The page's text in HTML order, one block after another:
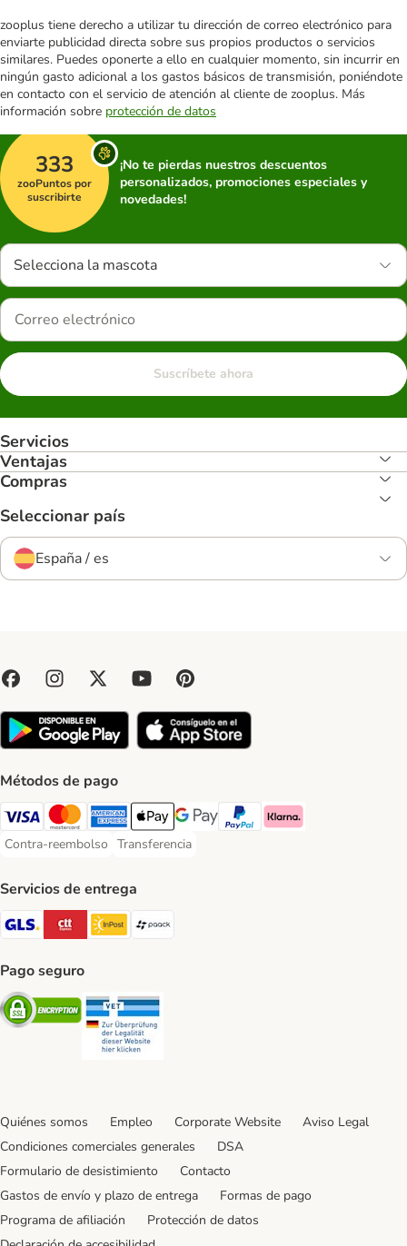
zooplus tiene derecho a utilizar tu dirección de correo electrónico para
enviarte publicidad directa sobre sus propios productos o servicios
similares. Puedes oponerte a ello en cualquier momento, sin incurrir en
ningún gasto adicional a los gastos básicos de transmisión, poniéndote
en contacto con el servicio de atención al cliente de zooplus. Más
información sobre protección de datos
333
zooPuntos por
suscribirte
¡No te pierdas nuestros descuentos
personalizados, promociones especiales y
novedades!
Selecciona la mascota
Suscríbete ahora
Servicios
Ventajas
Compras
Seleccionar país
España / es
Métodos de pago
Visa Payment Method
Mastercard Payment Method
American Express Payment Method
Apple Pay Payment Method
Google Pay Payment Method
PayPal Payment Method
Klarna Payment Method
Contra-reembolso
Contra-reembolso Payment Method
Transferencia
Transferencia Payment Method
Servicios de entrega
GLS Shipping Method
CTTExpress Shipping Method
InPost Shipping Method
paack Shipping Method
Pago seguro
Security
Quiénes somos Empleo Corporate Website
Aviso Legal
Condiciones comerciales generales
DSA
Formulario de desistimiento
Contacto
Gastos de envío y plazo de entrega
Formas de pago
Programa de afiliación
Protección de datos